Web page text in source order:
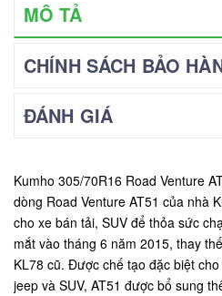
MÔ TẢ
CHÍNH SÁCH BẢO
ĐÁNH GIÁ
Kumho 305/70R16 Road Venture
dòng Road Venture AT51 của nhà
cho xe bán tải, SUV để thỏa sức
mắt vào tháng 6 năm 2015, thay
KL78 cũ. Được chế tạo đặc biệt
jeep và SUV, AT51 được bổ sung